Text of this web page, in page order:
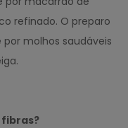
refinado. O preparo
molhos saudáveis
fibras?